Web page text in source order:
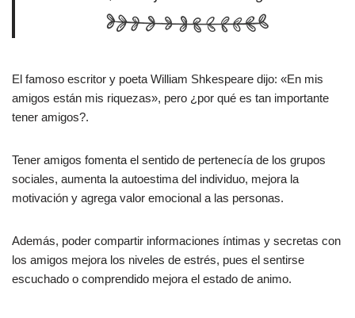
El famoso escritor y poeta William Shkespeare dijo: «En mis
amigos están mis riquezas», pero ¿por qué es tan importante
tener amigos?.
Tener amigos fomenta el sentido de pertenecía de los grupos
sociales, aumenta la autoestima del individuo, mejora la
motivación y agrega valor emocional a las personas.
Además, poder compartir informaciones íntimas y secretas con
los amigos mejora los niveles de estrés, pues el sentirse
escuchado o comprendido mejora el estado de animo.